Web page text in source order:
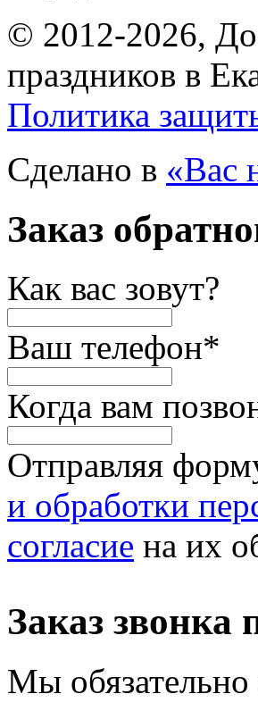
© 2012-2026,
праздников в
Политика
Сделано в «Вас
Заказ
Как вас зовут?
Ваш телефон*
Когда вам
Отправляя
и обработки
согласие на их
Заказ звонка
Мы обязательно